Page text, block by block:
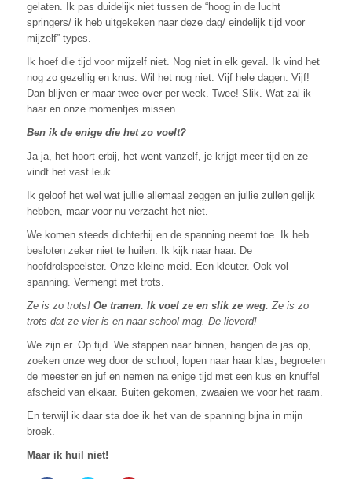
gelaten. Ik pas duidelijk niet tussen de “hoog in de lucht
springers/ ik heb uitgekeken naar deze dag/ eindelijk tijd voor
mijzelf” types.
Ik hoef die tijd voor mijzelf niet. Nog niet in elk geval. Ik vind het
nog zo gezellig en knus. Wil het nog niet. Vijf hele dagen. Vijf!
Dan blijven er maar twee over per week. Twee! Slik. Wat zal ik
haar en onze momentjes missen.
Ben ik de enige die het zo voelt?
Ja ja, het hoort erbij, het went vanzelf, je krijgt meer tijd en ze
vindt het vast leuk.
Ik geloof het wel wat jullie allemaal zeggen en jullie zullen gelijk
hebben, maar voor nu verzacht het niet.
We komen steeds dichterbij en de spanning neemt toe. Ik heb
besloten zeker niet te huilen. Ik kijk naar haar. De
hoofdrolspeelster. Onze kleine meid. Een kleuter. Ook vol
spanning. Vermengt met trots.
Ze is zo trots! Oe tranen. Ik voel ze en slik ze weg. Ze is zo
trots dat ze vier is en naar school mag. De lieverd!
We zijn er. Op tijd. We stappen naar binnen, hangen de jas op,
zoeken onze weg door de school, lopen naar haar klas, begroeten
de meester en juf en nemen na enige tijd met een kus en knuffel
afscheid van elkaar. Buiten gekomen, zwaaien we voor het raam.
En terwijl ik daar sta doe ik het van de spanning bijna in mijn
broek.
Maar ik huil niet!